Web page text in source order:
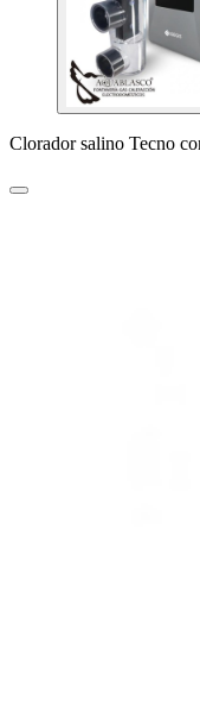
Clorador salino Tecno